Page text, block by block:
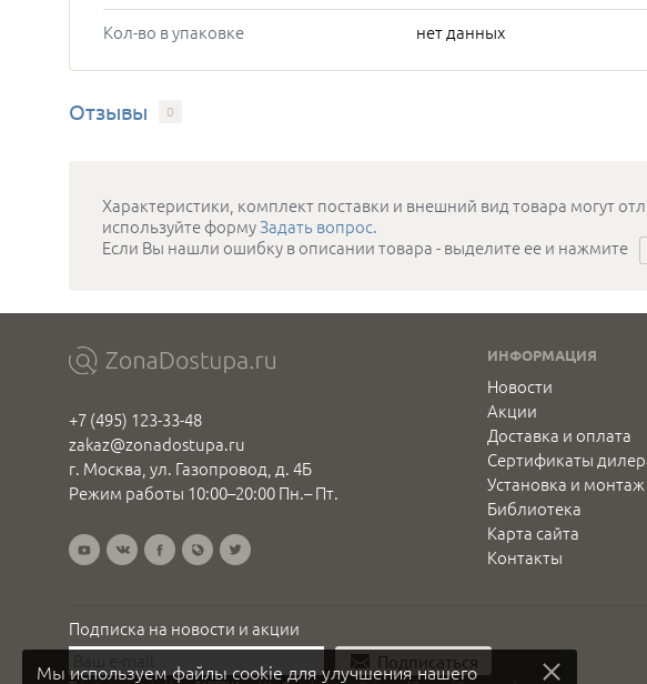
Мы используем файлы cookie для улучшения нашего
Кол-во в упаковке
нет данных
Отзывы 0
Характеристики, комплект поставки и внешний вид товара могут
используйте формуЗадать вопрос.
Если Вы нашли ошибку в описании товара - выделите ее и нажмите
+7 (495) 123-33-48
zakaz@zonadostupa.ru
г. Москва, ул. Газопровод, д. 4Б
Режим работы 10:00–20:00 Пн.– Пт.
ИНФОРМАЦИЯ
Новости
Акции
Доставка и оплата
Сертификаты
Установка и монтаж
Библиотека
Карта сайта
Контакты
Подписка на новости и акции
Подписаться